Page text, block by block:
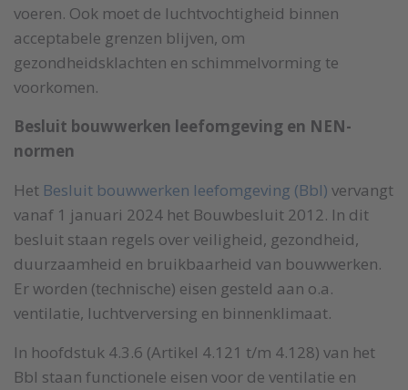
voeren. Ook moet de luchtvochtigheid binnen
acceptabele grenzen blijven, om
gezondheidsklachten en schimmelvorming te
voorkomen.
Besluit bouwwerken leefomgeving en NEN-
normen
Het Besluit bouwwerken leefomgeving (Bbl) vervangt
vanaf 1 januari 2024 het Bouwbesluit 2012. In dit
besluit staan regels over veiligheid, gezondheid,
duurzaamheid en bruikbaarheid van bouwwerken.
Er worden (technische) eisen gesteld aan o.a.
ventilatie, luchtverversing en binnenklimaat.
In hoofdstuk 4.3.6 (Artikel 4.121 t/m 4.128) van het
Bbl staan functionele eisen voor de ventilatie en